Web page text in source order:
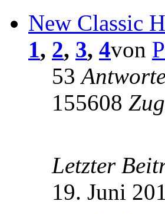
New Classic
1, 2, 3, 4von
53
155608
Letzter
19. Juni